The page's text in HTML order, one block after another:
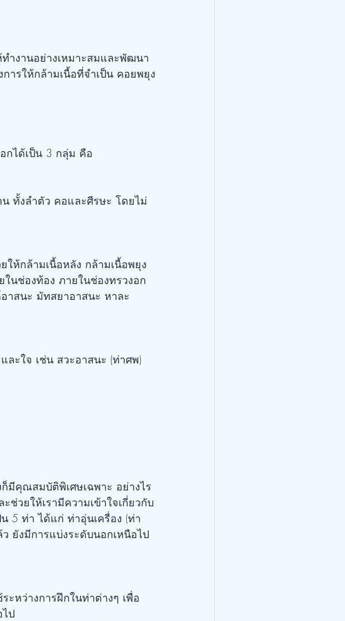
ารให้กล้ามเนื้อที่จำเป็น คอยพยุง
กได้เป็น 3 กลุ่ม คือ
น ทั้งลำตัว คอและศีรษะ โดยไม่
ห้กล้ามเนื้อหลัง กล้ามเนื้อพยุง
นช่องท้อง ภายในช่องทรวงอก
าสนะ มัทสยาอาสนะ หาละ
ละใจ เช่น สวะอาสนะ (ท่าศพ)
ช่วยให้เรามีความเข้าใจเกี่ยวกับ
5 ท่า ได้แก่ ท่าอุ่นเครื่อง (ท่า
ยังมีการแบ่งระดับนอกเหนือไป
ะหว่างการฝึกในท่าต่างๆ เพื่อ
ป